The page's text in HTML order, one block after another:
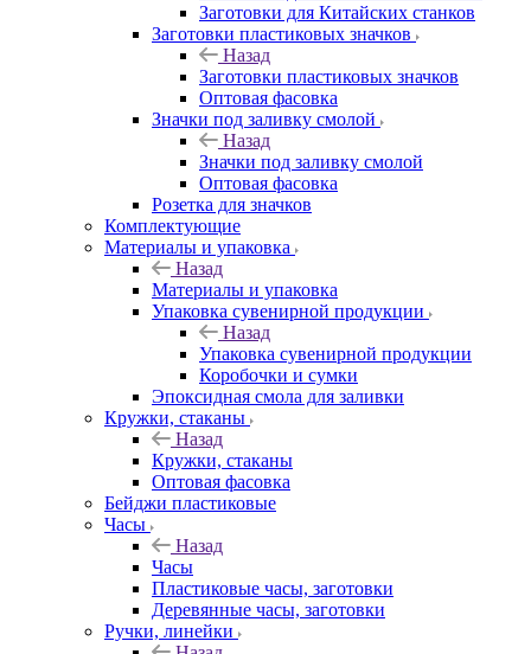
Заготовки для Китайских станков
Заготовки пластиковых значков
Назад
Заготовки пластиковых значков
Оптовая фасовка
Значки под заливку смолой
Назад
Значки под заливку смолой
Оптовая фасовка
Розетка для значков
Комплектующие
Материалы и упаковка
Назад
Материалы и упаковка
Упаковка сувенирной продукции
Назад
Упаковка сувенирной продукции
Коробочки и сумки
Эпоксидная смола для заливки
Кружки, стаканы
Назад
Кружки, стаканы
Оптовая фасовка
Бейджи пластиковые
Часы
Назад
Часы
Пластиковые часы, заготовки
Деревянные часы, заготовки
Ручки, линейки